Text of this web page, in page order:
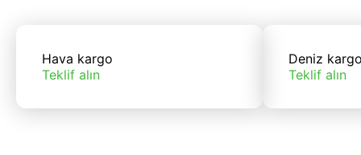
Hava kargo
Teklif alın
Deniz
Teklif alın